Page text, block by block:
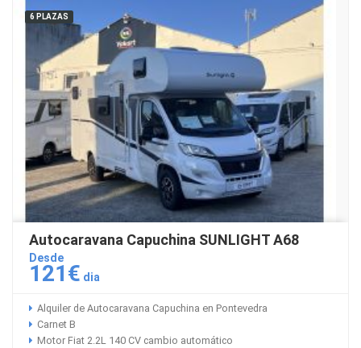
6 PLAZAS
Autocaravana Capuchina SUNLIGHT A68
Desde
121€ dia
Alquiler de Autocaravana Capuchina en Pontevedra
Carnet B
Motor Fiat 2.2L 140 CV cambio automático